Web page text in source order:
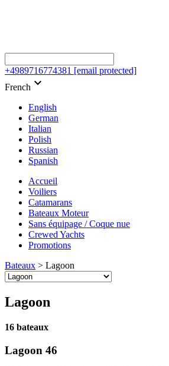
+4989716774381 [email protected]
French keyboard_arrow_down
English
German
Italian
Polish
Russian
Spanish
Accueil
Voiliers
Catamarans
Bateaux Moteur
Sans équipage / Coque nue
Crewed Yachts
Promotions
Bateaux > Lagoon
Lagoon
16 bateaux
Lagoon 46